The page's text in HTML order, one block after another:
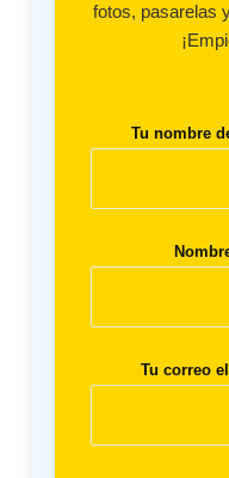
fotos, pasarelas
Tu nombre
Tu correo